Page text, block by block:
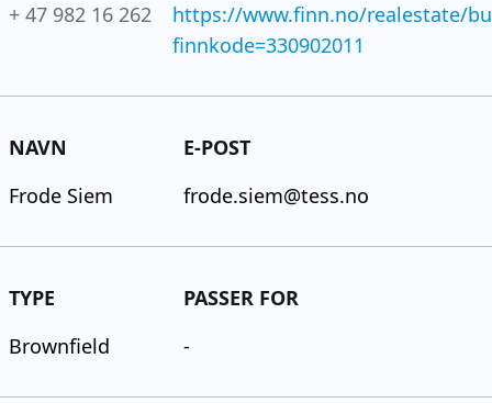
+ 47 982 16 262
https://www.finn.no/realestate/
finnkode=330902011
NAVN
Frode Siem
E-POST
frode.siem@tess.no
TYPE
Brownfield
PASSER FOR
-